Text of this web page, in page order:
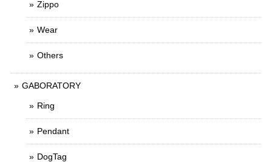
Zippo
Wear
Others
GABORATORY
Ring
Pendant
DogTag